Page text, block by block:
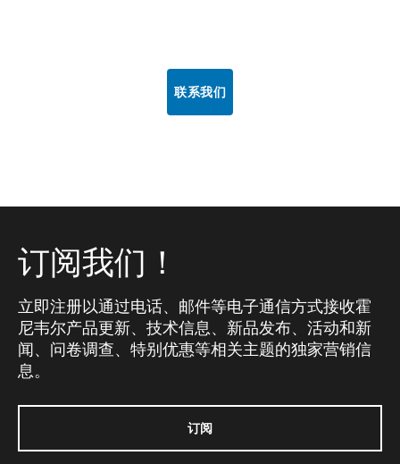
联系我们
订阅我们！
立即注册以通过电话、邮件等电子通信方式接收霍
尼韦尔产品更新、技术信息、新品发布、活动和新
闻、问卷调查、特别优惠等相关主题的独家营销信
息。
订阅